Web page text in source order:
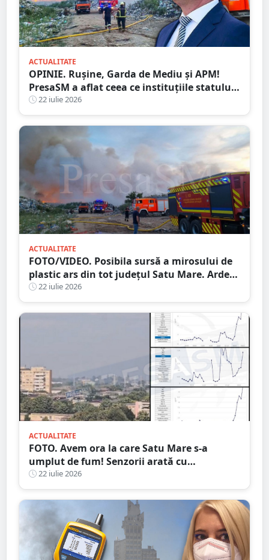
ACTUALITATE
OPINIE. Rușine, Garda de Mediu și APM!
PresaSM a aflat ceea ce instituțiile statului
nu au fost în stare să descopere. Dacă asta
înseamnă protecția mediului, atunci să
plece acasă!
22 iulie 2026
ACTUALITATE
FOTO/VIDEO. Posibila sursă a mirosului de
plastic ars din tot județul Satu Mare. Arde
un depozitul de deșeuri, la aproximativ 15
kilometri de granița României
22 iulie 2026
ACTUALITATE
FOTO. Avem ora la care Satu Mare s-a
umplut de fum! Senzorii arată cu
exactitate: ce substanțe periculoase sunt în
aer
22 iulie 2026